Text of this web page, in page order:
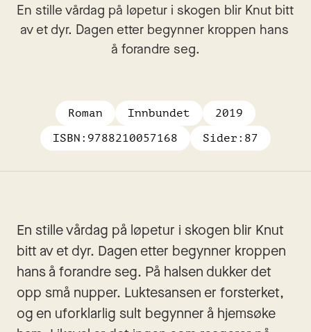
En stille vårdag på løpetur i skogen blir Knut bitt
av et dyr. Dagen etter begynner kroppen hans
å forandre seg.
Roman Innbundet
2019
ISBN: 9788210057168 Sider: 87
En stille vårdag på løpetur i skogen blir Knut
bitt av et dyr. Dagen etter begynner kroppen
hans å forandre seg. På halsen dukker det
opp små nupper. Luktesansen er forsterket,
og en uforklarlig sult begynner å hjemsøke